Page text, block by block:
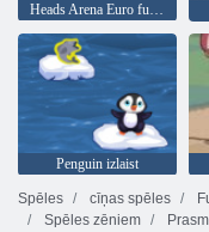
Heads Arena Euro futbols
Penguin izlaist
Spēles
cīņas spēles
Spēles zēniem